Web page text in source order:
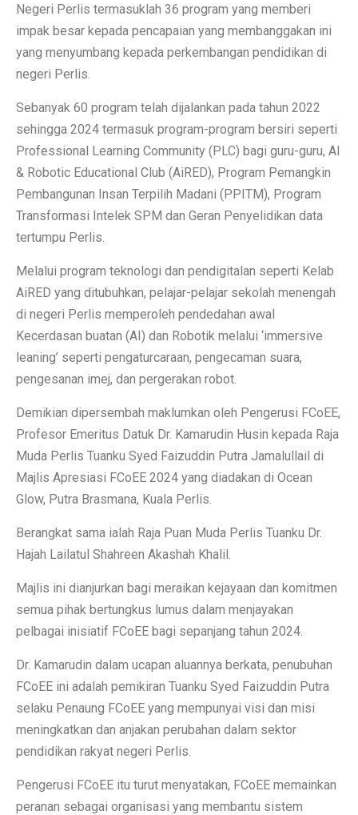
Negeri Perlis termasuklah 36 program yang memberi
impak besar kepada pencapaian yang membanggakan ini
yang menyumbang kepada perkembangan pendidikan di
negeri Perlis.
Sebanyak 60 program telah dijalankan pada tahun 2022
sehingga 2024 termasuk program-program bersiri seperti
Professional Learning Community (PLC) bagi guru-guru, AI
& Robotic Educational Club (AiRED), Program Pemangkin
Pembangunan Insan Terpilih Madani (PPITM), Program
Transformasi Intelek SPM dan Geran Penyelidikan data
tertumpu Perlis.
Melalui program teknologi dan pendigitalan seperti Kelab
AiRED yang ditubuhkan, pelajar-pelajar sekolah menengah
di negeri Perlis memperoleh pendedahan awal
Kecerdasan buatan (AI) dan Robotik melalui ‘immersive
leaning’ seperti pengaturcaraan, pengecaman suara,
pengesanan imej, dan pergerakan robot.
Demikian dipersembah maklumkan oleh Pengerusi FCoEE,
Profesor Emeritus Datuk Dr. Kamarudin Husin kepada Raja
Muda Perlis Tuanku Syed Faizuddin Putra Jamalullail di
Majlis Apresiasi FCoEE 2024 yang diadakan di Ocean
Glow, Putra Brasmana, Kuala Perlis.
Berangkat sama ialah Raja Puan Muda Perlis Tuanku Dr.
Hajah Lailatul Shahreen Akashah Khalil.
Majlis ini dianjurkan bagi meraikan kejayaan dan komitmen
semua pihak bertungkus lumus dalam menjayakan
pelbagai inisiatif FCoEE bagi sepanjang tahun 2024.
Dr. Kamarudin dalam ucapan aluannya berkata, penubuhan
FCoEE ini adalah pemikiran Tuanku Syed Faizuddin Putra
selaku Penaung FCoEE yang mempunyai visi dan misi
meningkatkan dan anjakan perubahan dalam sektor
pendidikan rakyat negeri Perlis.
Pengerusi FCoEE itu turut menyatakan, FCoEE memainkan
peranan sebagai organisasi yang membantu sistem